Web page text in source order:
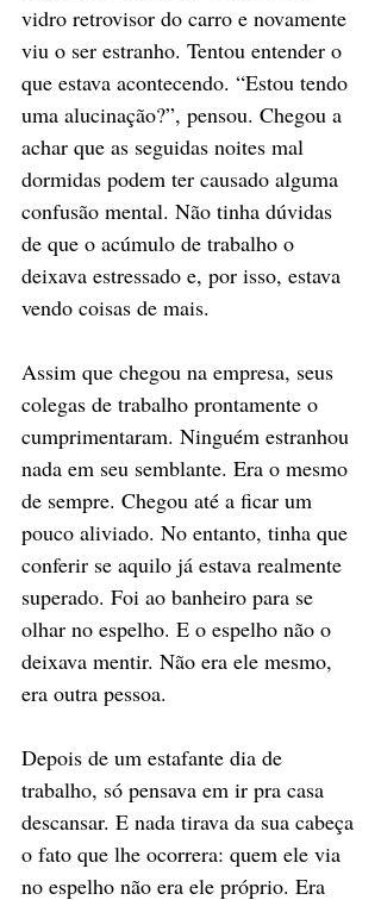
vidro retrovisor do carro e novamente
viu o ser estranho. Tentou entender o
que estava acontecendo. “Estou tendo
uma alucinação?”, pensou. Chegou a
achar que as seguidas noites mal
dormidas podem ter causado alguma
confusão mental. Não tinha dúvidas
de que o acúmulo de trabalho o
deixava estressado e, por isso, estava
vendo coisas de mais.
Assim que chegou na empresa, seus
colegas de trabalho prontamente o
cumprimentaram. Ninguém estranhou
nada em seu semblante. Era o mesmo
de sempre. Chegou até a ficar um
pouco aliviado. No entanto, tinha que
conferir se aquilo já estava realmente
superado. Foi ao banheiro para se
olhar no espelho. E o espelho não o
deixava mentir. Não era ele mesmo,
era outra pessoa.
Depois de um estafante dia de
trabalho, só pensava em ir pra casa
descansar. E nada tirava da sua cabeça
o fato que lhe ocorrera: quem ele via
no espelho não era ele próprio. Era